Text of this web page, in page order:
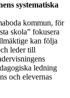
systematiska
kommun, för
skola” fokusera
kan följa
leder till
ledning
och elevernas